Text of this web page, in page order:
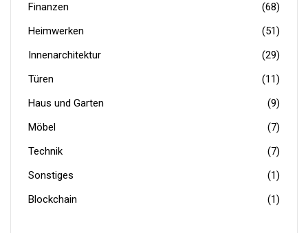
Finanzen
(68)
Heimwerken
(51)
Innenarchitektur
(29)
Türen
(11)
Haus und Garten
(9)
Möbel
(7)
Technik
(7)
Sonstiges
(1)
Blockchain
(1)